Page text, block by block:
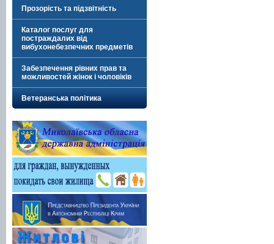
Прозорість та підзвітність
Каталог послуг для
постраждалих від
вибухонебезпечних предметів
Забезпечення рівних прав та
можливостей жінок і чоловіків
Ветеранська політика